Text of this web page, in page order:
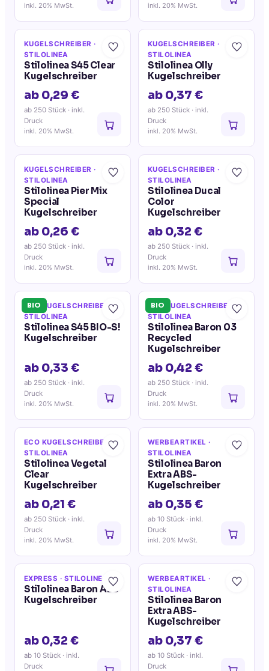
inkl. 20% MwSt.
inkl. 20% MwSt.
KUGELSCHREIBER ·
STILOLINEA
Stilolinea S45 Clear
Kugelschreiber
ab 0,29 €
ab 250 Stück · inkl.
Druck
inkl. 20% MwSt.
KUGELSCHREIBER ·
STILOLINEA
Stilolinea Olly
Kugelschreiber
ab 0,37 €
ab 250 Stück · inkl.
Druck
inkl. 20% MwSt.
KUGELSCHREIBER ·
STILOLINEA
Stilolinea Pier Mix
Special
Kugelschreiber
ab 0,26 €
ab 250 Stück · inkl.
Druck
inkl. 20% MwSt.
KUGELSCHREIBER ·
STILOLINEA
Stilolinea Ducal
Color
Kugelschreiber
ab 0,32 €
ab 250 Stück · inkl.
Druck
inkl. 20% MwSt.
BIO
ECO KUGELSCHREIBER·
STILOLINEA
Stilolinea S45 BIO-S!
Kugelschreiber
ab 0,33 €
ab 250 Stück · inkl.
Druck
inkl. 20% MwSt.
BIO
ECO KUGELSCHREIBER·
STILOLINEA
Stilolinea Baron 03
Recycled
Kugelschreiber
ab 0,42 €
ab 250 Stück · inkl.
Druck
inkl. 20% MwSt.
ECO KUGELSCHREIBER·
STILOLINEA
Stilolinea Vegetal
Clear
Kugelschreiber
ab 0,21 €
ab 250 Stück · inkl.
Druck
inkl. 20% MwSt.
WERBEARTIKEL ·
STILOLINEA
Stilolinea Baron
Extra ABS-
Kugelschreiber
ab 0,35 €
ab 10 Stück · inkl.
Druck
inkl. 20% MwSt.
EXPRESS · STILOLINEA
Stilolinea Baron ABS
Kugelschreiber
ab 0,32 €
ab 10 Stück · inkl.
Druck
WERBEARTIKEL ·
STILOLINEA
Stilolinea Baron
Extra ABS-
Kugelschreiber
ab 0,37 €
ab 10 Stück · inkl.
Druck